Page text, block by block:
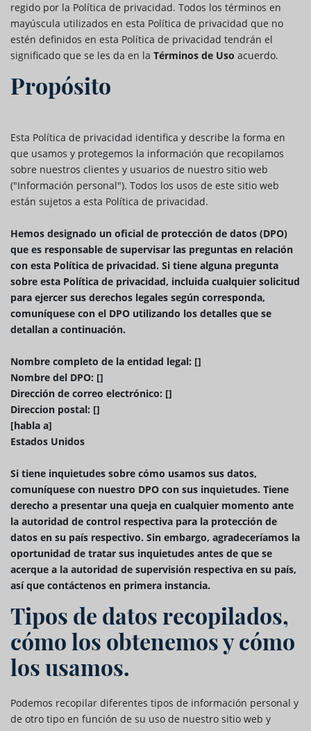
regido por la Política de privacidad. Todos los términos en
mayúscula utilizados en esta Política de privacidad que no
estén definidos en esta Política de privacidad tendrán el
significado que se les da en la Términos de Uso acuerdo.
Propósito
Esta Política de privacidad identifica y describe la forma en
que usamos y protegemos la información que recopilamos
sobre nuestros clientes y usuarios de nuestro sitio web
("Información personal"). Todos los usos de este sitio web
están sujetos a esta Política de privacidad.
Hemos designado un oficial de protección de datos (DPO)
que es responsable de supervisar las preguntas en relación
con esta Política de privacidad. Si tiene alguna pregunta
sobre esta Política de privacidad, incluida cualquier solicitud
para ejercer sus derechos legales según corresponda,
comuníquese con el DPO utilizando los detalles que se
detallan a continuación.
Nombre completo de la entidad legal: []
Nombre del DPO: []
Dirección de correo electrónico: []
Direccion postal: []
[habla a]
Estados Unidos
Si tiene inquietudes sobre cómo usamos sus datos,
comuníquese con nuestro DPO con sus inquietudes. Tiene
derecho a presentar una queja en cualquier momento ante
la autoridad de control respectiva para la protección de
datos en su país respectivo. Sin embargo, agradeceríamos la
oportunidad de tratar sus inquietudes antes de que se
acerque a la autoridad de supervisión respectiva en su país,
así que contáctenos en primera instancia.
Tipos de datos recopilados,
cómo los obtenemos y cómo
los usamos.
Podemos recopilar diferentes tipos de información personal y
de otro tipo en función de su uso de nuestro sitio web y